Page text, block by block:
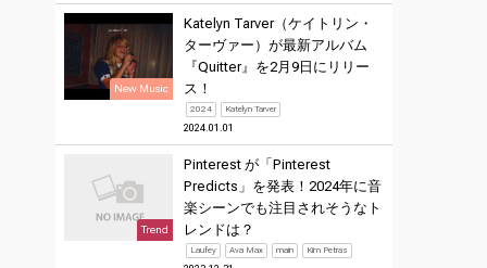
New Music
Katelyn Tarver（ケイトリン・
ターヴァー）が最新アルバム
『Quitter』を2月9日にリリー
ス！
2024 Katelyn Tarver
2024.01.01
Trend
Pinterest が「Pinterest
Predicts」を発表！2024年に音
楽シーンでも注目されそうなト
レンドは？
Laufey Ava Max main Kim Petras